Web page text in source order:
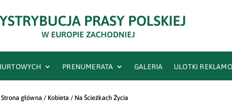
PRASY POLSKIEJ
W EUROPIE ZACHODNIEJ
PRENUMERATA GALERIA ULOTKI
Strona główna/ Kobieta/ Na Ścieżkach Życia